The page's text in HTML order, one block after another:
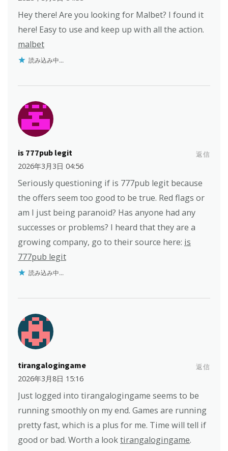
Hey there! Are you looking for Malbet? I found it
here! Easy to use and keep up with all the action.
malbet
読み込み中...
is 777pub legit
2026年3月3日 04:56
返信
Seriously questioning if is 777pub legit because
the offers seem too good to be true. Red flags or
am I just being paranoid? Has anyone had any
successes or problems? I heard that they are a
growing company, go to their source here: is
777pub legit
読み込み中...
tirangalogingame
2026年3月8日 15:16
返信
Just logged into tirangalogingame seems to be
running smoothly on my end. Games are running
pretty fast, which is a plus for me. Time will tell if
good or bad. Worth a looktirangalogingame.